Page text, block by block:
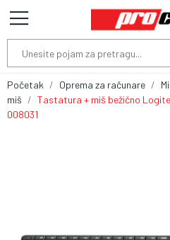
Početak Oprema za računare
miš
Tastatura + miš bežično
008031